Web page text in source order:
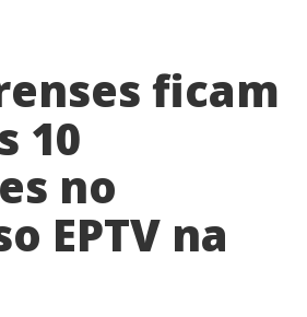
ficam
10
no
EPTV na